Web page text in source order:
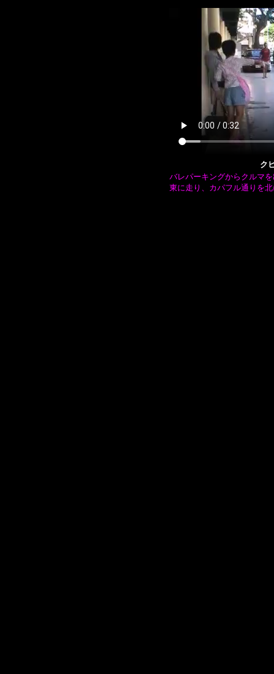
ク
バレパーキングからクルマ
東に走り、カパフル通りを